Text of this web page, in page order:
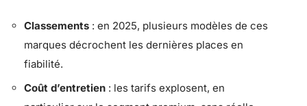
Classements : en 2025, plusieurs modèles de ces
marques décrochent les dernières places en
fiabilité.
Coût d’entretien : les tarifs explosent, en